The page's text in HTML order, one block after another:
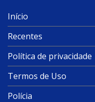
Início
Recentes
Política de privacidade
Termos de Uso
Polícia